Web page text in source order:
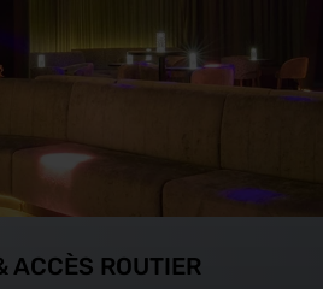
ACCÈS ROUTIER